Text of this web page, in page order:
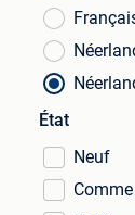
État
Neuf